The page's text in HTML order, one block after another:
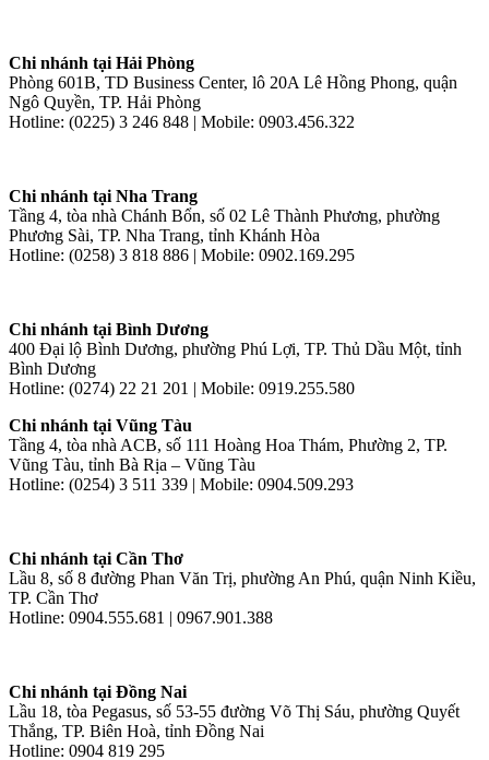
Chi nhánh tại Hải Phòng
Phòng 601B, TD Business Center, lô 20A Lê Hồng Phong, quận
Ngô Quyền, TP. Hải Phòng
Hotline: (0225) 3 246 848 | Mobile: 0903.456.322
Chi nhánh tại Nha Trang
Tầng 4, tòa nhà Chánh Bổn, số 02 Lê Thành Phương, phường
Phương Sài, TP. Nha Trang, tỉnh Khánh Hòa
Hotline: (0258) 3 818 886 | Mobile: 0902.169.295
Chi nhánh tại Bình Dương
400 Đại lộ Bình Dương, phường Phú Lợi, TP. Thủ Dầu Một, tỉnh
Bình Dương
Hotline: (0274) 22 21 201 | Mobile: 0919.255.580
Chi nhánh tại Vũng Tàu
Tầng 4, tòa nhà ACB, số 111 Hoàng Hoa Thám, Phường 2, TP.
Vũng Tàu, tỉnh Bà Rịa – Vũng Tàu
Hotline: (0254) 3 511 339 | Mobile: 0904.509.293
Chi nhánh tại Cần Thơ
Lầu 8, số 8 đường Phan Văn Trị, phường An Phú, quận Ninh Kiều,
TP. Cần Thơ
Hotline: 0904.555.681 | 0967.901.388
Chi nhánh tại Đồng Nai
Lầu 18, tòa Pegasus, số 53-55 đường Võ Thị Sáu, phường Quyết
Thắng, TP. Biên Hoà, tỉnh Đồng Nai
Hotline: 0904 819 295